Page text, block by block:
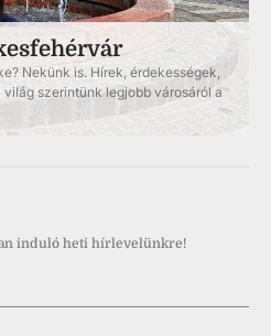
Nekünk is. Hírek, érdekességek,
szerintünk legjobb városáról a
induló heti hírlevelünkre!